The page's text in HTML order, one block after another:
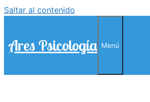
Saltar al contenido
Ares Psicología Menú